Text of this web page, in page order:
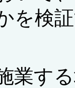
を検
業す